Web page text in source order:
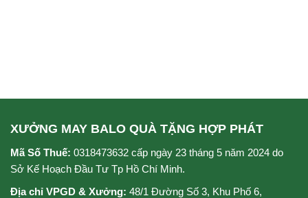
XƯỞNG MAY BALO QUÀ TẶNG HỢP PHÁT
Mã Số Thuế: 0318473632 cấp ngày 23 tháng 5 năm 2024 do
Sở Kế Hoạch Đầu Tư Tp Hồ Chí Minh.
Địa chỉ VPGD & Xưởng: 48/1 Đường Số 3, Khu Phố 6,